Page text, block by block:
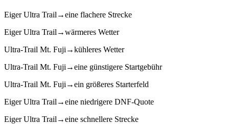
Eiger Ultra Trail →eine flachere Strecke
Eiger Ultra Trail →wärmeres Wetter
Ultra-Trail Mt. Fuji →kühleres Wetter
Ultra-Trail Mt. Fuji →eine günstigere Startgebühr
Ultra-Trail Mt. Fuji →ein größeres Starterfeld
Eiger Ultra Trail →eine niedrigere DNF-Quote
Eiger Ultra Trail →eine schnellere Strecke